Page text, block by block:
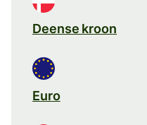
Deense kroon
Euro